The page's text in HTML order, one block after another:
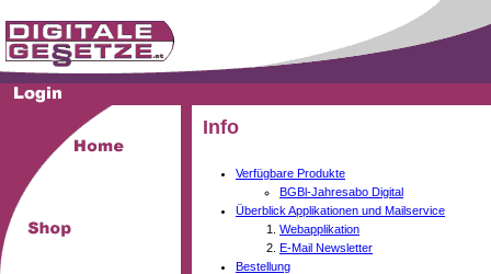
Info
Verfügbare Produkte
BGBl-Jahresabo Digital
Überblick Applikationen und Mailservice
Webapplikation
E-Mail Newsletter
Bestellung